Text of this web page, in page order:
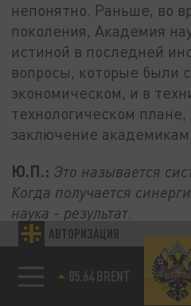
АВТОРИЗАЦИЯ
85.64 BRENT
непонятно. Раньше, во
поколения, Академия
истиной в последней
вопросы, которые были
экономическом, и в
технологическом плане,
заключение академикам.
Ю.П.: Это называется
Когда получается
наука - результат.
Г.Ш.:Системный,
Что в перспективе?